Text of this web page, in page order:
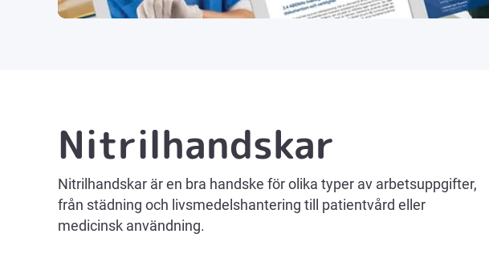
Nitrilhandskar
Nitrilhandskar är en bra handske för olika typer av arbetsuppgifter,
från städning och livsmedelshantering till patientvård eller
medicinsk användning.